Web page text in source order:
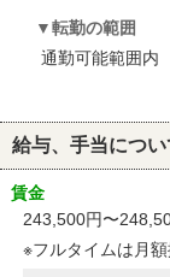
転勤の範囲
通勤可能範囲内
給与、手当につい
賃金
243,500円〜
※フルタイムは月